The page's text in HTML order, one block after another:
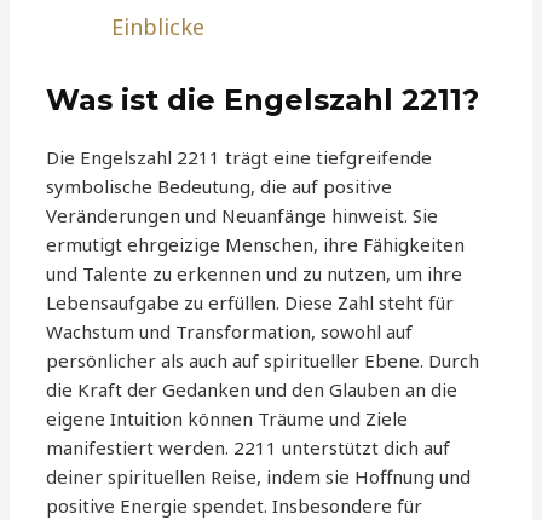
Einblicke
Was ist die Engelszahl 2211?
Die Engelszahl 2211 trägt eine tiefgreifende
symbolische Bedeutung, die auf positive
Veränderungen und Neuanfänge hinweist. Sie
ermutigt ehrgeizige Menschen, ihre Fähigkeiten
und Talente zu erkennen und zu nutzen, um ihre
Lebensaufgabe zu erfüllen. Diese Zahl steht für
Wachstum und Transformation, sowohl auf
persönlicher als auch auf spiritueller Ebene. Durch
die Kraft der Gedanken und den Glauben an die
eigene Intuition können Träume und Ziele
manifestiert werden. 2211 unterstützt dich auf
deiner spirituellen Reise, indem sie Hoffnung und
positive Energie spendet. Insbesondere für